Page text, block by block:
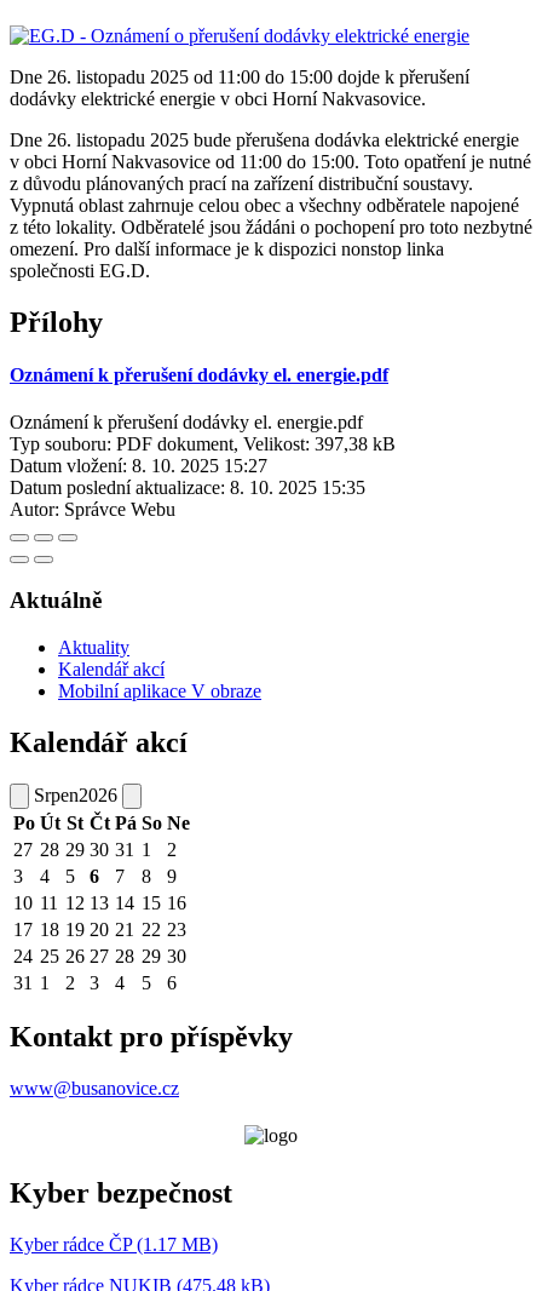
Dne 26. listopadu 2025 od 11:00 do 15:00 dojde k přerušení
dodávky elektrické energie v obci Horní Nakvasovice.
Dne 26. listopadu 2025 bude přerušena dodávka elektrické energie
v obci Horní Nakvasovice od 11:00 do 15:00. Toto opatření je nutné
z důvodu plánovaných prací na zařízení distribuční soustavy.
Vypnutá oblast zahrnuje celou obec a všechny odběratele napojené
z této lokality. Odběratelé jsou žádáni o pochopení pro toto nezbytné
omezení. Pro další informace je k dispozici nonstop linka
společnosti EG.D.
Přílohy
Oznámení k přerušení dodávky el. energie.pdf
Oznámení k přerušení dodávky el. energie.pdf
Typ souboru: PDF dokument, Velikost: 397,38 kB
Datum vložení: 8. 10. 2025 15:27
Datum poslední aktualizace: 8. 10. 2025 15:35
Autor: Správce Webu
Aktuálně
Aktuality
Kalendář akcí
Mobilní aplikace V obraze
Kalendář akcí
Srpen2026
Po Út St Čt Pá So Ne
27 28 29 30 31 1
2
3
4 5 6 7 8
9
10 11 12 13 14 15 16
17 18 19 20 21 22 23
24 25 26 27 28 29 30
31 1 2 3 4 5 6
Kontakt pro příspěvky
www@busanovice.cz
Kyber bezpečnost
Kyber rádce ČP (1.17 MB)
Kyber rádce NUKIB (475.48 kB)